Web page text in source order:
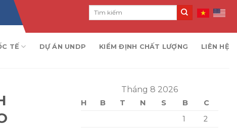
TẾ DỰ ÁN UNDP KIỂM ĐỊNH CHẤT LƯỢNG LIÊN HỆ
Tháng 8 2026
H B T N S B
C
1
2